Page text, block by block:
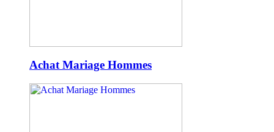
Achat Mariage Hommes